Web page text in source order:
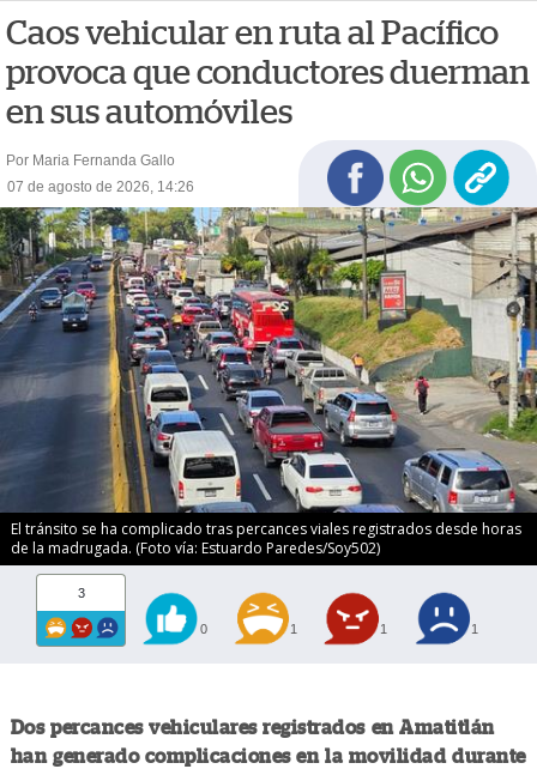
Caos vehicular en ruta al Pacífico
provoca que conductores duerman
en sus automóviles
Por Maria Fernanda Gallo
07 de agosto de 2026, 14:26
El tránsito se ha complicado tras percances viales registrados desde horas
de la madrugada. (Foto vía: Estuardo Paredes/Soy502)
3
0 1 1 1
Dos percances vehiculares registrados en Amatitlán
han generado complicaciones en la movilidad durante